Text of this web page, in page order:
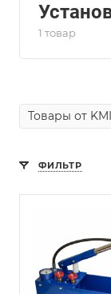
1 товар
Товары от KMI
ФИЛЬТР